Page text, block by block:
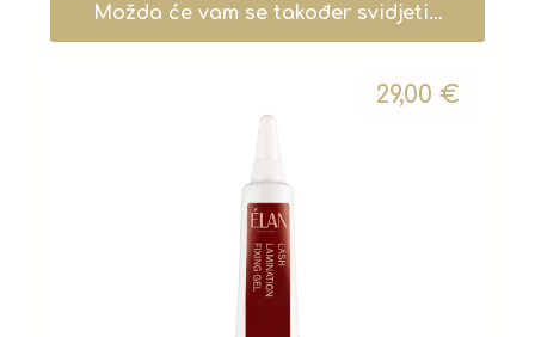
Možda će vam se također svidjeti…
29,00 €